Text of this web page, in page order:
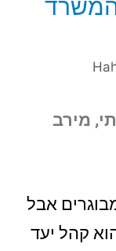
המשרד
מירב
אבל
קהל יעד